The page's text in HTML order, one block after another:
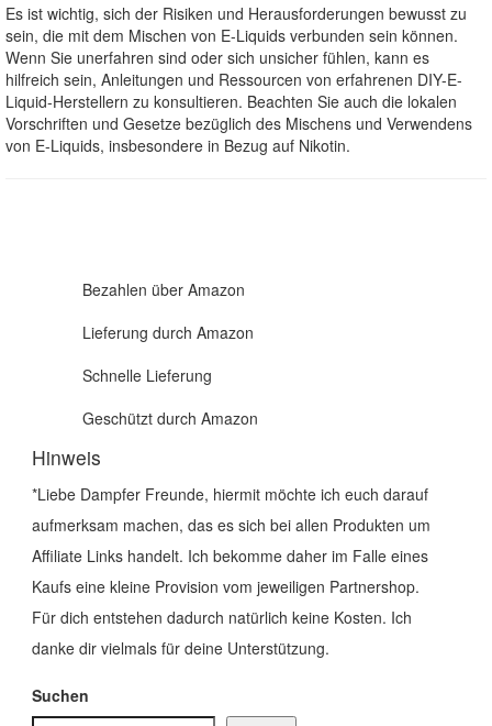
Es ist wichtig, sich der Risiken und Herausforderungen bewusst zu
sein, die mit dem Mischen von E-Liquids verbunden sein können.
Wenn Sie unerfahren sind oder sich unsicher fühlen, kann es
hilfreich sein, Anleitungen und Ressourcen von erfahrenen DIY-E-
Liquid-Herstellern zu konsultieren. Beachten Sie auch die lokalen
Vorschriften und Gesetze bezüglich des Mischens und Verwendens
von E-Liquids, insbesondere in Bezug auf Nikotin.
Bezahlen über Amazon
Lieferung durch Amazon
Schnelle Lieferung
Geschützt durch Amazon
Hinweis
*Liebe Dampfer Freunde, hiermit möchte ich euch darauf
aufmerksam machen, das es sich bei allen Produkten um
Affiliate Links handelt. Ich bekomme daher im Falle eines
Kaufs eine kleine Provision vom jeweiligen Partnershop.
Für dich entstehen dadurch natürlich keine Kosten. Ich
danke dir vielmals für deine Unterstützung.
Suchen